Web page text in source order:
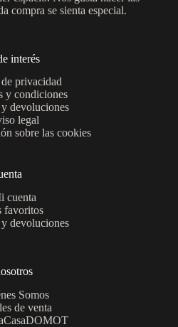
compra se sienta especial.
interés
privacidad
y condiciones
devoluciones
legal
sobre las cookies
cuenta
favoritos
devoluciones
Somos
de venta